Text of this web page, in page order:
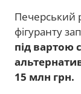
Печерський
фігуранту
під вартою
15 млн грн.